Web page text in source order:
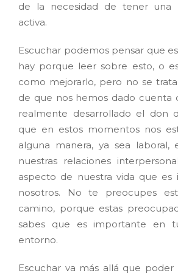
de la necesidad de tener una
activa.
Escuchar podemos pensar que
hay porque leer sobre esto, o
como mejorarlo, pero no se
de que nos hemos dado cuenta
realmente desarrollado el don
que en estos momentos nos
alguna manera, ya sea laboral,
nuestras relaciones
aspecto de nuestra vida que es
nosotros. No te preocupes
camino, porque estas
sabes que es importante en
entorno.
Escuchar va más allá que